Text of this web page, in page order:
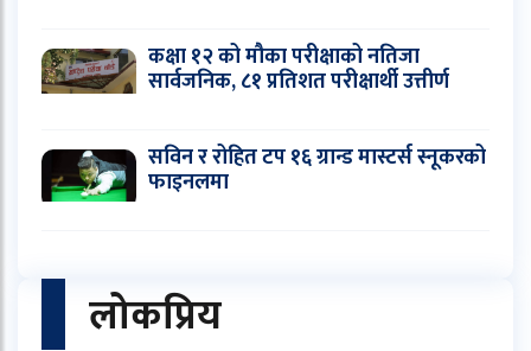
कक्षा १२ को मौका परीक्षाको नतिजा
सार्वजनिक, ८१ प्रतिशत परीक्षार्थी उत्तीर्ण
सविन र रोहित टप १६ ग्रान्ड मास्टर्स स्नूकरको
फाइनलमा
लोकप्रिय